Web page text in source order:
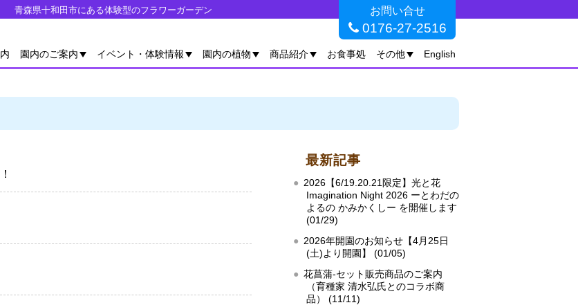
青森県十和田市にある体験型のフラワーガーデン お問い合せ
0176-27-2516
園内のご案内 イベント・体験情報 園内の植物 商品紹介 お食事処 その他 English
最新記事
2026【6/19.20.21限定】光と花
Imagination Night 2026 ーとわだの
よるの かみかくしー を開催します
(01/29)
2026年開園のお知らせ【4月25日
(土)より開園】 (01/05)
花菖蒲‐セット販売商品のご案内
（育種家 清水弘氏とのコラボ商
品） (11/11)